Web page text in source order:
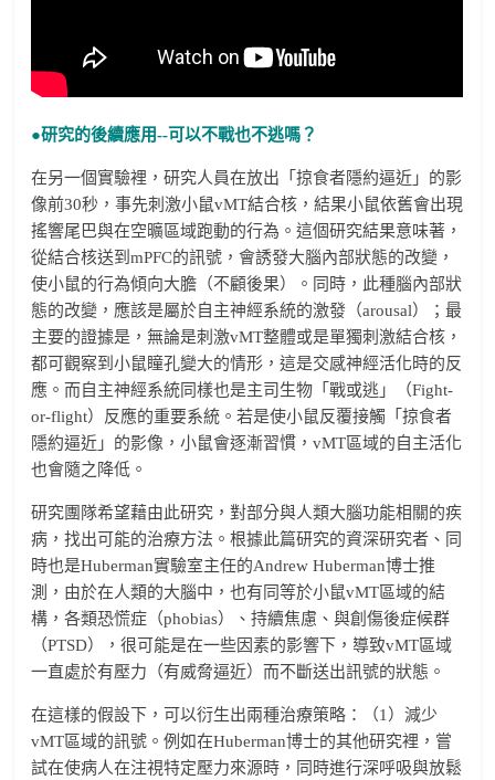
●研究的後續應用--可以不戰也不逃嗎？
在另一個實驗裡，研究人員在放出「掠食者隱約逼近」的影
像前30秒，事先刺激小鼠vMT結合核，結果小鼠依舊會出現
搖響尾巴與在空曠區域跑動的行為。這個研究結果意味著，
從結合核送到mPFC的訊號，會誘發大腦內部狀態的改變，
使小鼠的行為傾向大膽（不顧後果）。同時，此種腦內部狀
態的改變，應該是屬於自主神經系統的激發（arousal）；最
主要的證據是，無論是刺激vMT整體或是單獨刺激結合核，
都可觀察到小鼠瞳孔變大的情形，這是交感神經活化時的反
應。而自主神經系統同樣也是主司生物「戰或逃」（Fight-
or-flight）反應的重要系統。若是使小鼠反覆接觸「掠食者
隱約逼近」的影像，小鼠會逐漸習慣，vMT區域的自主活化
也會隨之降低。
研究團隊希望藉由此研究，對部分與人類大腦功能相關的疾
病，找出可能的治療方法。根據此篇研究的資深研究者、同
時也是Huberman實驗室主任的Andrew Huberman博士推
測，由於在人類的大腦中，也有同等於小鼠vMT區域的結
構，各類恐慌症（phobias）、持續焦慮、與創傷後症候群
（PTSD），很可能是在一些因素的影響下，導致vMT區域
一直處於有壓力（有威脅逼近）而不斷送出訊號的狀態。
在這樣的假設下，可以衍生出兩種治療策略：（1）減少
vMT區域的訊號。例如在Huberman博士的其他研究裡，嘗
試在使病人在注視特定壓力來源時，同時進行深呼吸與放鬆